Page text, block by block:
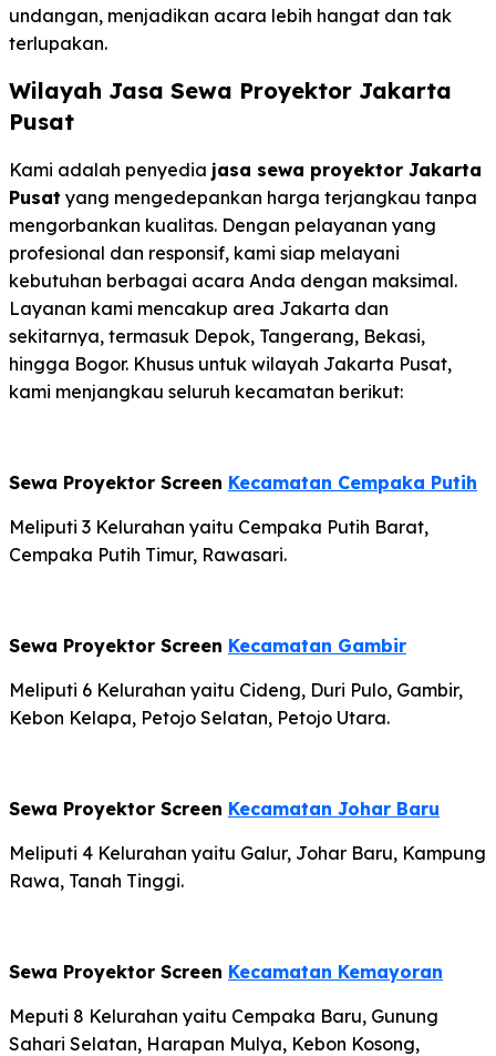
undangan, menjadikan acara lebih hangat dan tak
terlupakan.
Wilayah Jasa Sewa Proyektor Jakarta
Pusat
Kami adalah penyedia jasa sewa proyektor Jakarta
Pusat yang mengedepankan harga terjangkau tanpa
mengorbankan kualitas. Dengan pelayanan yang
profesional dan responsif, kami siap melayani
kebutuhan berbagai acara Anda dengan maksimal.
Layanan kami mencakup area Jakarta dan
sekitarnya, termasuk Depok, Tangerang, Bekasi,
hingga Bogor. Khusus untuk wilayah Jakarta Pusat,
kami menjangkau seluruh kecamatan berikut:
Sewa Proyektor Screen Kecamatan Cempaka Putih
Meliputi 3 Kelurahan yaitu Cempaka Putih Barat,
Cempaka Putih Timur, Rawasari.
Sewa Proyektor Screen Kecamatan Gambir
Meliputi 6 Kelurahan yaitu Cideng, Duri Pulo, Gambir,
Kebon Kelapa, Petojo Selatan, Petojo Utara.
Sewa Proyektor Screen Kecamatan Johar Baru
Meliputi 4 Kelurahan yaitu Galur, Johar Baru, Kampung
Rawa, Tanah Tinggi.
Sewa Proyektor Screen Kecamatan Kemayoran
Meputi 8 Kelurahan yaitu Cempaka Baru, Gunung
Sahari Selatan, Harapan Mulya, Kebon Kosong,